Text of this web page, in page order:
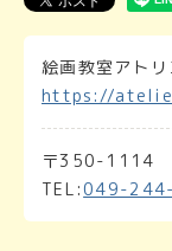
絵画教室アト
https://
〒350-1114
TEL:049-